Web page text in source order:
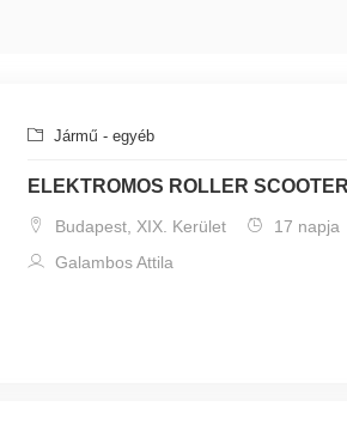
Jármű - egyéb
ELEKTROMOS ROLLER
Budapest, XIX. Kerület
17 napja
Galambos Attila